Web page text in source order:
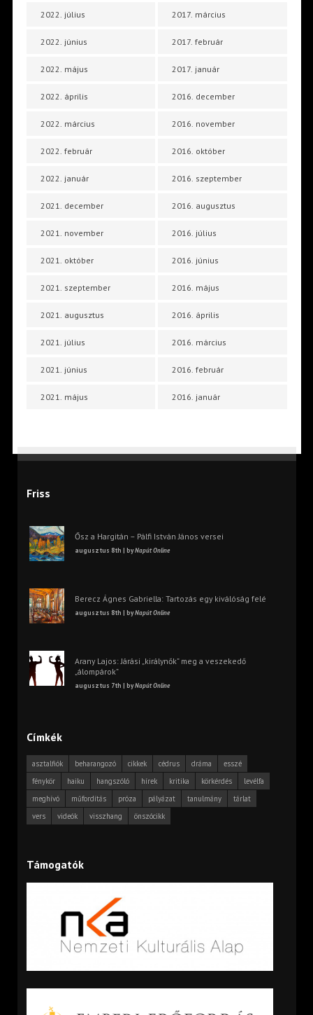
2022. július
2022. június
2022. május
2022. április
2022. március
2022. február
2022. január
2021. december
2021. november
2021. október
2021. szeptember
2021. augusztus
2021. július
2021. június
2021. május
2017. március
2017. február
2017. január
2016. december
2016. november
2016. október
2016. szeptember
2016. augusztus
2016. július
2016. június
2016. május
2016. április
2016. március
2016. február
2016. január
Friss
Ősz a Hargitán – Pálfi István János versei
augusztus 8th | byNapút Online
Berecz Ágnes Gabriella: Tartozás egy kiválóság felé
augusztus 8th | byNapút Online
Arany Lajos: Járási „királynők” meg a veszekedő
„álompárok”
augusztus 7th | byNapút Online
Címkék
asztalfiók beharangozó cikkek cédrus dráma
esszé
fénykör
haiku hangszóló hírek kritika körkérdés
levélfa
meghívó
műfordítás próza pályázat tanulmány
tárlat
vers
videók visszhang önszócikk
Támogatók